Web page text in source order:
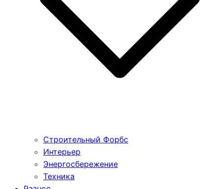
Строительный Форбс
Интерьер
Энергосбережение
Техника